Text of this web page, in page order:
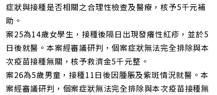
症狀與接種是否相關之合理性檢查及醫療，核予5千元補
助。
案25為14歲女學生，接種後隔日出現發癢性紅疹，並於5
日後就醫。本案經審議研判，個案症狀無法完全排除與本
次疫苗接種無關，核予救濟金5千元整。
案26為5歲男童，接種11日後因腫脹及紫斑情況就醫。本
案經審議研判，個案症狀無法完全排除與本次疫苗接種無